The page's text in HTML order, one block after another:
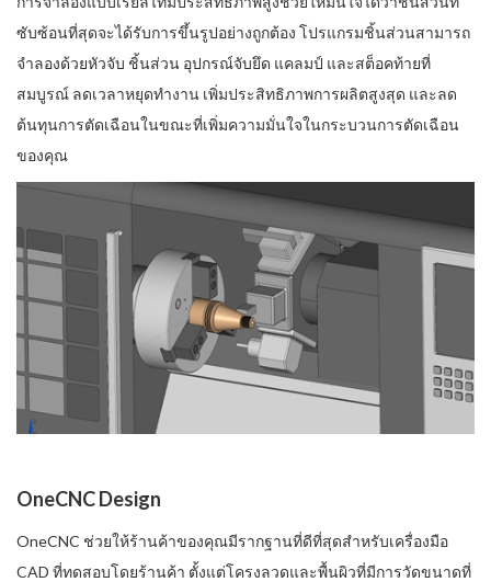
ซับซ้อนที่สุดจะได้รับการขึ้นรูปอย่างถูกต้อง โปรแกรมชิ้นส่วนสามารถ
จำลองด้วยหัวจับ ชิ้นส่วน อุปกรณ์จับยึด แคลมป์ และสต็อคท้ายที่
สมบูรณ์ ลดเวลาหยุดทำงาน เพิ่มประสิทธิภาพการผลิตสูงสุด และลด
ต้นทุนการตัดเฉือนในขณะที่เพิ่มความมั่นใจในกระบวนการตัดเฉือน
ของคุณ
OneCNC Design
OneCNC ช่วยให้ร้านค้าของคุณมีรากฐานที่ดีที่สุดสำหรับเครื่องมือ
CAD ที่ทดสอบโดยร้านค้า ตั้งแต่โครงลวดและพื้นผิวที่มีการวัดขนาดที่